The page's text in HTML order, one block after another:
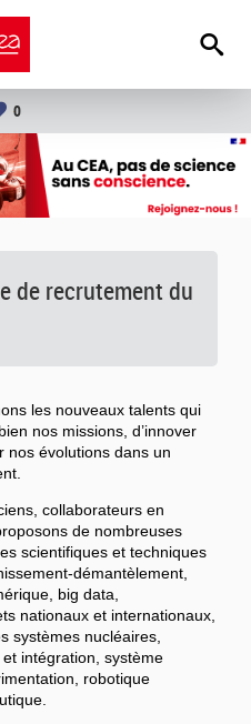
0
de recrutement du
les nouveaux talents qui
nos missions, d’innover
nos évolutions dans un
collaborateurs en
de nombreuses
scientifiques et techniques
démantèlement,
big data,
nationaux et internationaux,
systèmes nucléaires,
intégration, système
robotique